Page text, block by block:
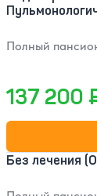
Полный
137 200
Без лечения